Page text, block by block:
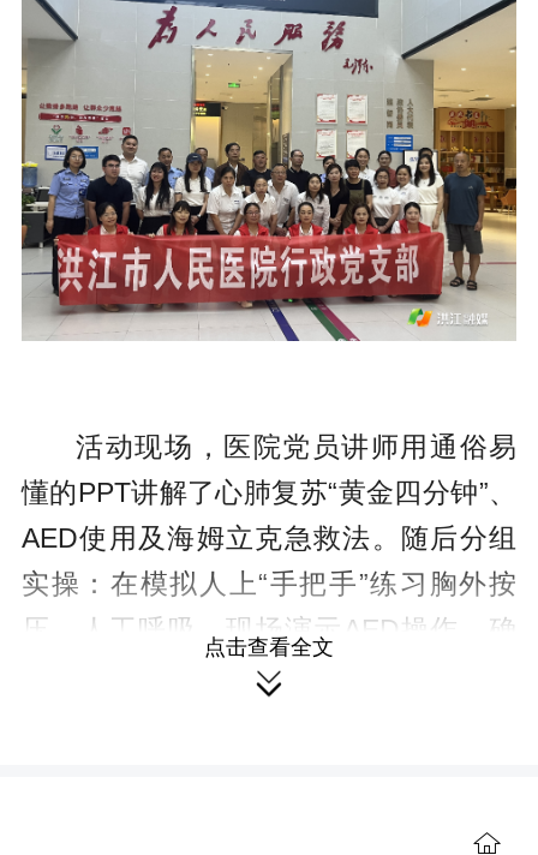
活动现场，医院党员讲师用通俗易
懂的PPT讲解了心肺复苏“黄金四分钟”、
AED使用及海姆立克急救法。随后分组
实操：在模拟人上“手把手”练习胸外按
压、人工呼吸，现场演示AED操作，确
保人人动手，掌握基本技能。
点击查看全文
